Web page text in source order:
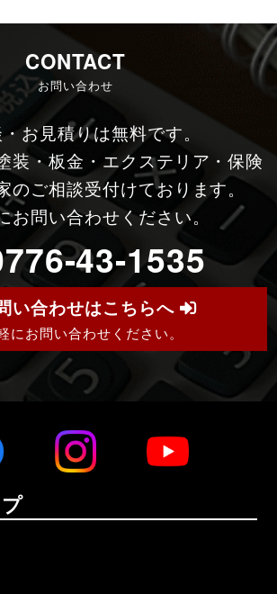
CONTACT
お問い合わせ
お見積りは無料です。
装・板金・エクステリア・保険
のご相談受付けております。
お問い合わせください。
43-1535
い合わせはこちらへ
にお問い合わせください。